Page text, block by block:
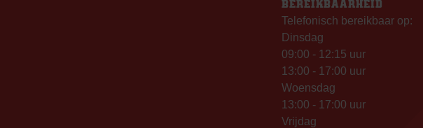
BEREIKBAARHEID
Telefonisch bereikbaar op:
Dinsdag
09:00 - 12:15 uur
13:00 - 17:00 uur
Woensdag
13:00 - 17:00 uur
Vrijdag